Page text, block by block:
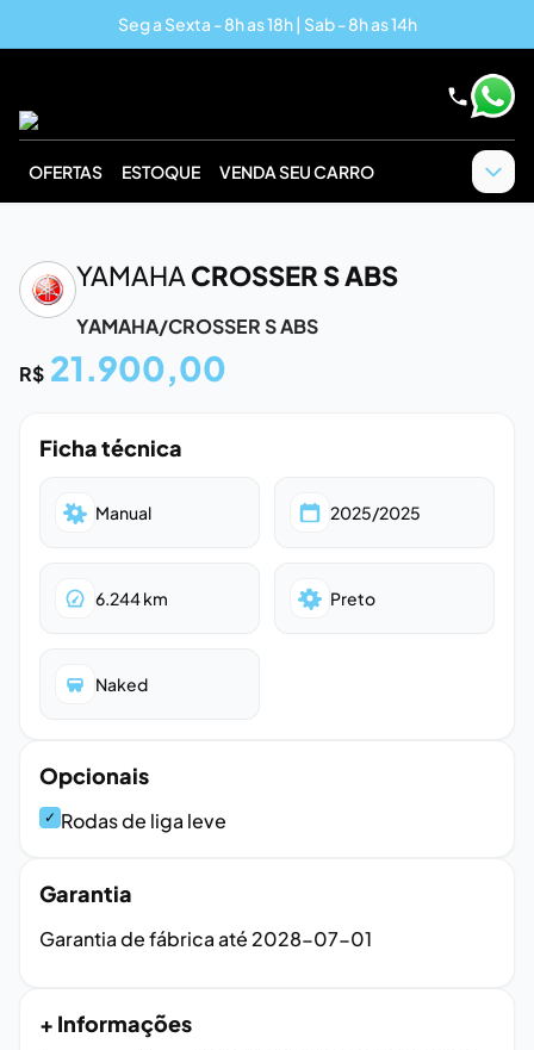
Seg a Sexta - 8h as 18h | Sab - 8h as 14h
OFERTAS ESTOQUE VENDA SEU CARRO
YAMAHA CROSSER S ABS
YAMAHA/CROSSER S ABS
R$ 21.900,00
Ficha técnica
Manual 2025/2025
6.244km Preto
Naked
Opcionais
✓ Rodas de liga leve
Garantia
Garantia de fábrica até 2028-07-01
+ Informações